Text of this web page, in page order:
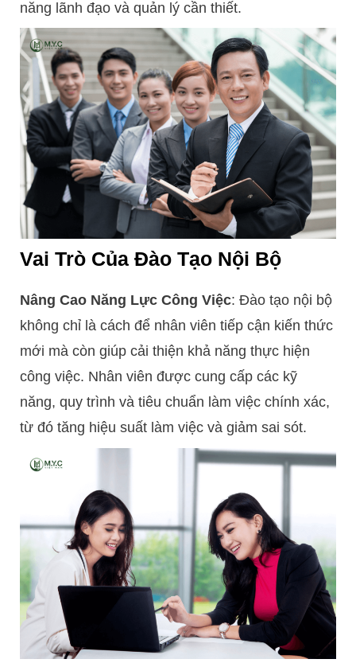
năng lãnh đạo và quản lý cần thiết.
Vai Trò Của Đào Tạo Nội Bộ
Nâng Cao Năng Lực Công Việc: Đào tạo nội bộ
không chỉ là cách để nhân viên tiếp cận kiến thức
mới mà còn giúp cải thiện khả năng thực hiện
công việc. Nhân viên được cung cấp các kỹ
năng, quy trình và tiêu chuẩn làm việc chính xác,
từ đó tăng hiệu suất làm việc và giảm sai sót.